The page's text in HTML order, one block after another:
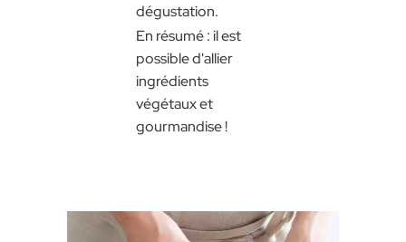
dégustation.
En résumé : il est
possible d'allier
ingrédients
végétaux et
gourmandise !